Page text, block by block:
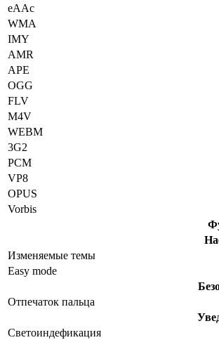
eAAc
WMA
IMY
AMR
APE
OGG
FLV
M4V
WEBM
3G2
PCM
VP8
OPUS
Vorbis
Изменяемые темы
Easy mode
Отпечаток пальца
Светоиндефикация